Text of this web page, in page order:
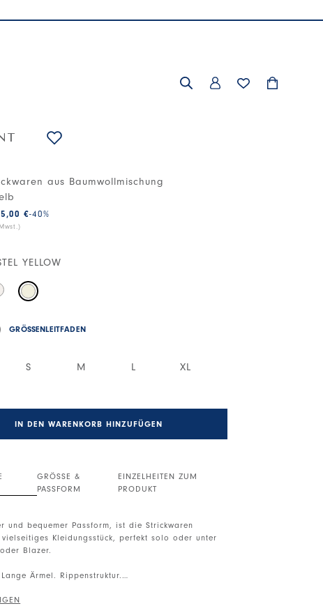
aus Baumwollmischung
€-40%
YELLOW
GRÖSSENLEITFADEN
S M L XL
IN DEN WARENKORB HINZUFÜGEN
GRÖSSE &
PASSFORM
EINZELHEITEN ZUM
PRODUKT
und bequemer Passform, ist die Strickwaren
vielseitiges Kleidungsstück, perfekt solo oder unter
Blazer.
Ärmel. Rippenstruktur.
leichte Gewicht, weiche Haptik.